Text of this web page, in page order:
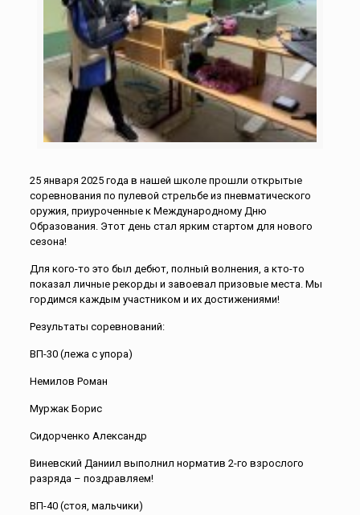
25 января 2025 года в нашей школе прошли открытые
соревнования по пулевой стрельбе из пневматического
оружия, приуроченные к Международному Дню
Образования. Этот день стал ярким стартом для нового
сезона!
Для кого-то это был дебют, полный волнения, а кто-то
показал личные рекорды и завоевал призовые места. Мы
гордимся каждым участником и их достижениями!
Результаты соревнований:
ВП-30 (лежа с упора)
Немилов Роман
Муржак Борис
Сидорченко Александр
Виневский Даниил выполнил норматив 2-го взрослого
разряда – поздравляем!
ВП-40 (стоя, мальчики)